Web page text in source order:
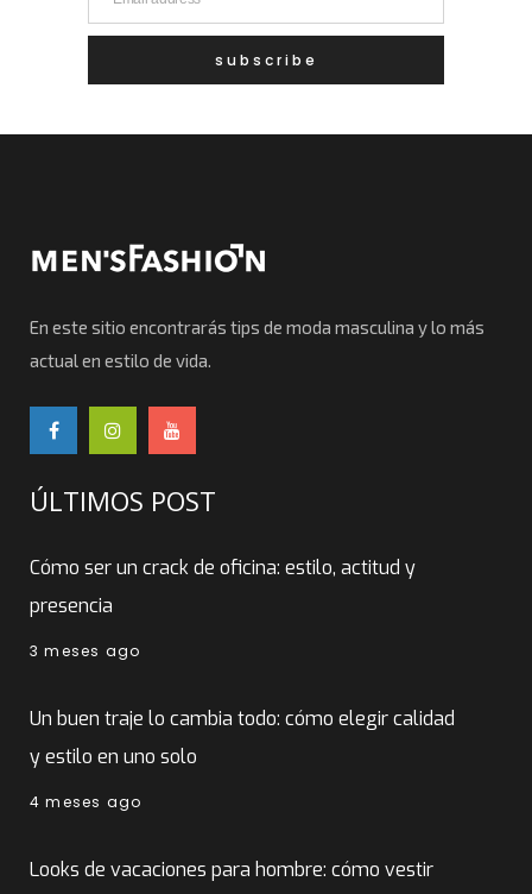
En este sitio encontrarás tips de moda masculina y lo más
actual en estilo de vida.
ÚLTIMOS POST
Cómo ser un crack de oficina: estilo, actitud y
presencia
3 meses ago
Un buen traje lo cambia todo: cómo elegir calidad
y estilo en uno solo
4 meses ago
Looks de vacaciones para hombre: cómo vestir